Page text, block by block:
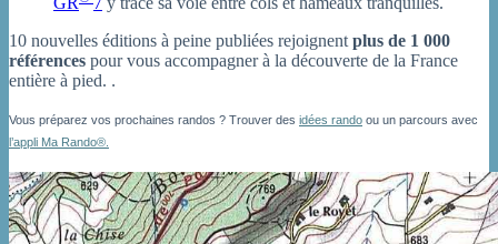
10 nouvelles éditions à peine publiées rejoignent plus de 1 000
références pour vous accompagner à la découverte de la France
entière à pied. .
Vous préparez vos prochaines randos ? Trouver des idées rando ou un parcours avec
l’appli Ma Rando®.